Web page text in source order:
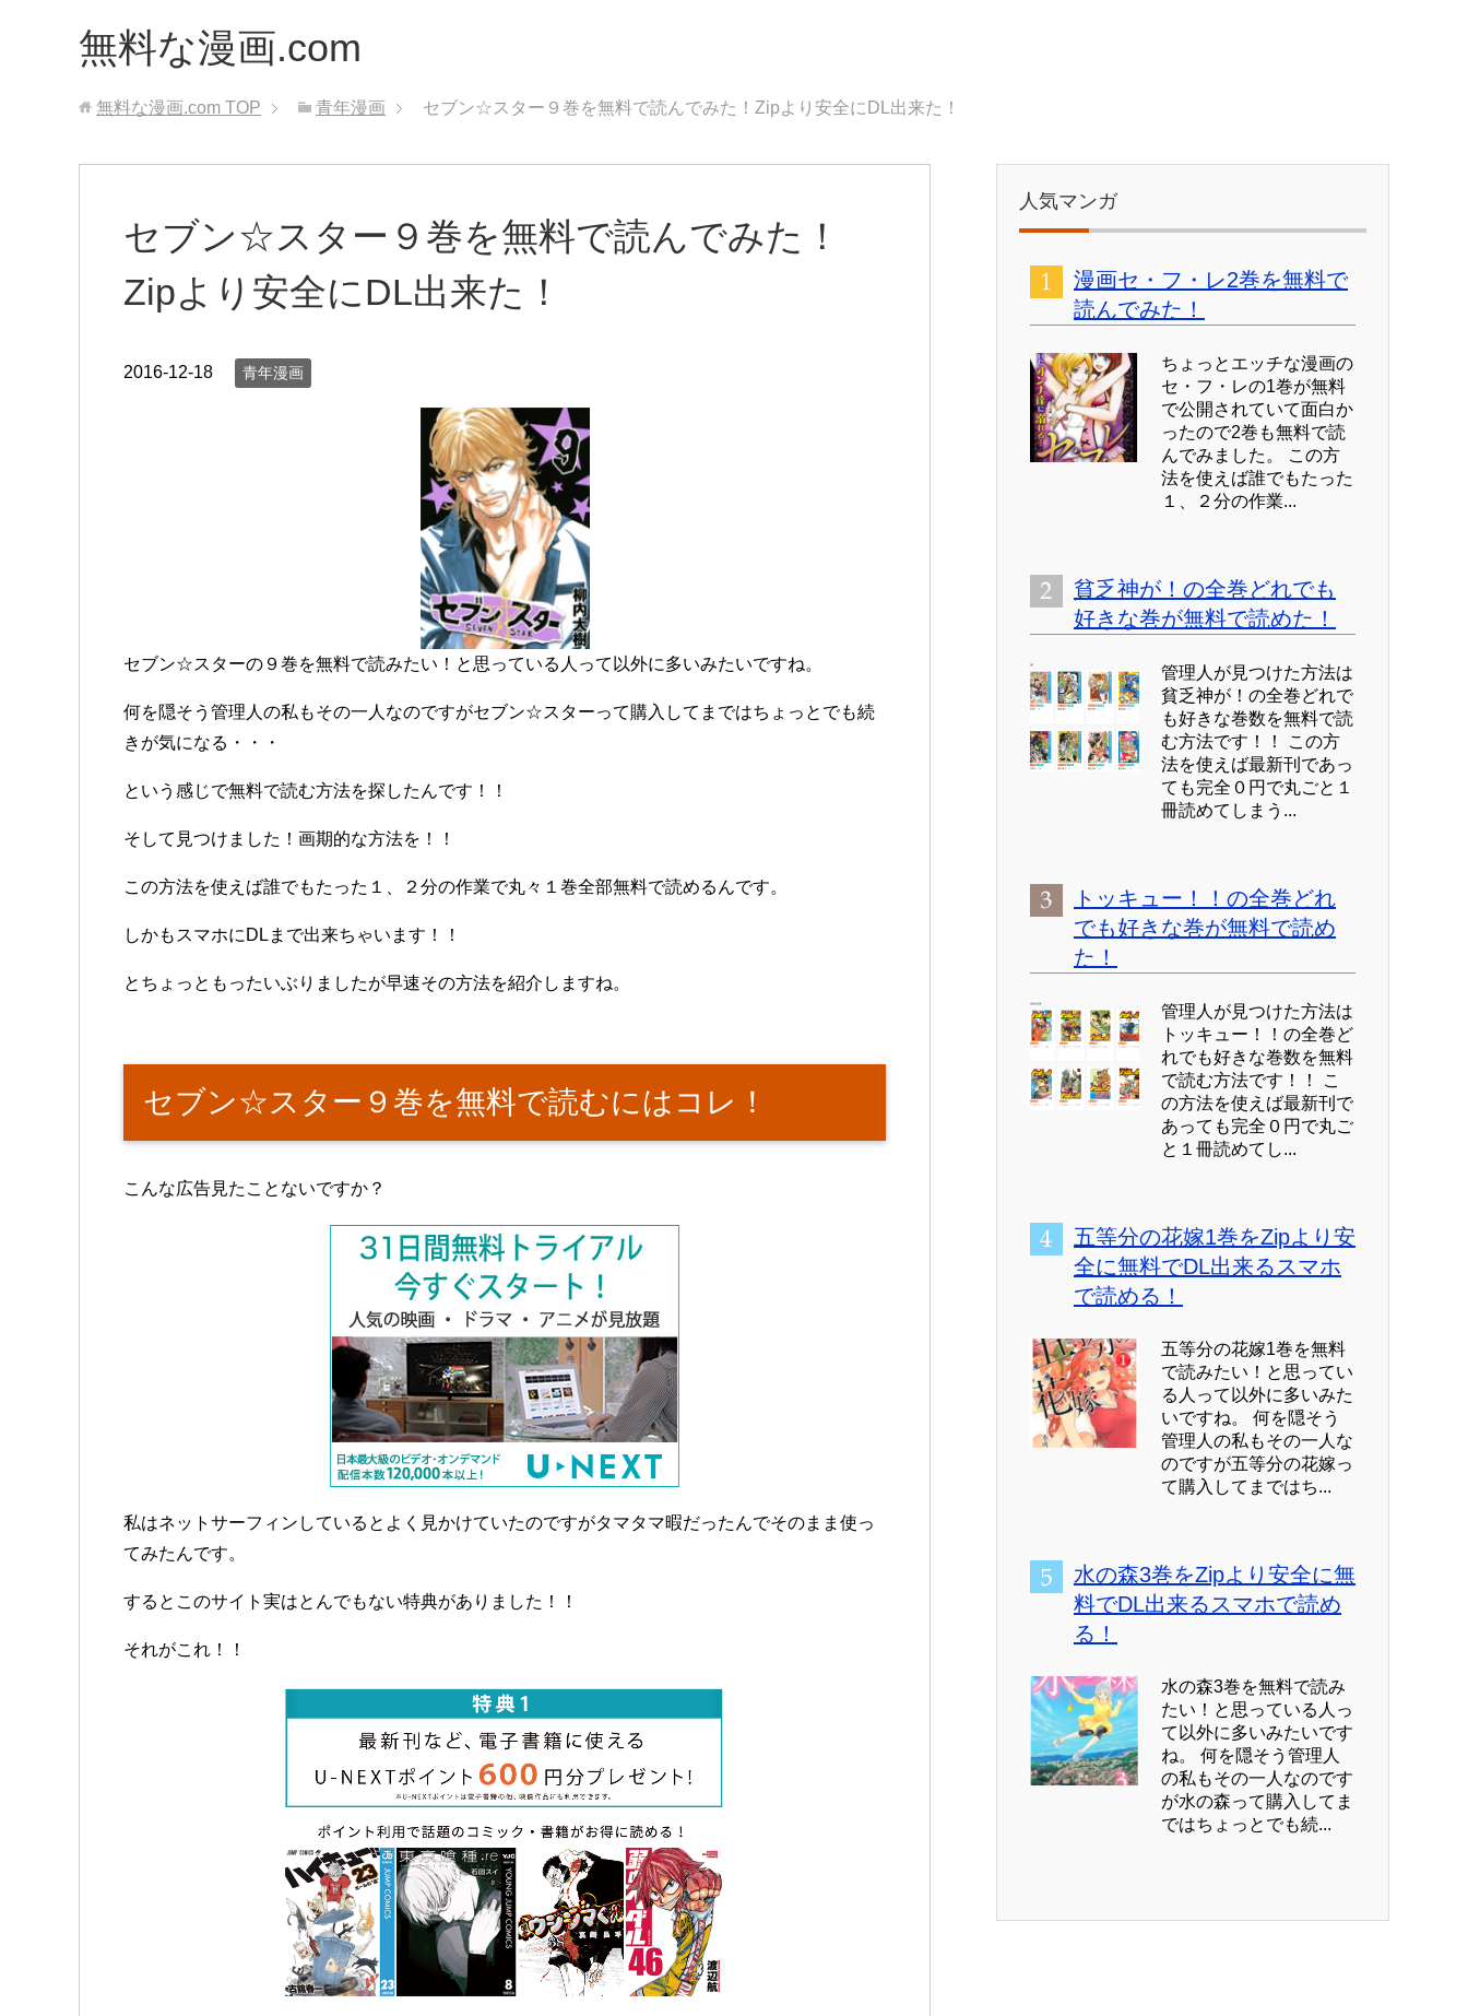
無料な漫画.com
無料な漫画.com TOP 青年漫画 セブン☆スター９巻を無料で読んでみた！Zipより安全にDL出来た！
セブン☆スター９巻を無料で読んでみた！
Zipより安全にDL出来た！
2016-12-18 青年漫画
セブン☆スターの９巻を無料で読みたい！と思っている人って以外に多いみたいですね。
何を隠そう管理人の私もその一人なのですがセブン☆スターって購入してまではちょっとでも続
きが気になる・・・
という感じで無料で読む方法を探したんです！！
そして見つけました！画期的な方法を！！
この方法を使えば誰でもたった１、２分の作業で丸々１巻全部無料で読めるんです。
しかもスマホにDLまで出来ちゃいます！！
とちょっともったいぶりましたが早速その方法を紹介しますね。
セブン☆スター９巻を無料で読むにはコレ！
こんな広告見たことないですか？
私はネットサーフィンしているとよく見かけていたのですがタマタマ暇だったんでそのまま使っ
てみたんです。
するとこのサイト実はとんでもない特典がありました！！
それがこれ！！
人気マンガ
漫画セ・フ・レ2巻を無料で
読んでみた！
ちょっとエッチな漫画の
セ・フ・レの1巻が無料
で公開されていて面白か
ったので2巻も無料で読
んでみました。 この方
法を使えば誰でもたった
１、２分の作業...
貧乏神が！の全巻どれでも
好きな巻が無料で読めた！
管理人が見つけた方法は
貧乏神が！の全巻どれで
も好きな巻数を無料で読
む方法です！！ この方
法を使えば最新刊であっ
ても完全０円で丸ごと１
冊読めてしまう...
トッキュー！！の全巻どれ
でも好きな巻が無料で読め
た！
管理人が見つけた方法は
トッキュー！！の全巻ど
れでも好きな巻数を無料
で読む方法です！！ こ
の方法を使えば最新刊で
あっても完全０円で丸ご
と１冊読めてし...
五等分の花嫁1巻をZipより安
全に無料でDL出来るスマホ
で読める！
五等分の花嫁1巻を無料
で読みたい！と思ってい
る人って以外に多いみた
いですね。 何を隠そう
管理人の私もその一人な
のですが五等分の花嫁っ
て購入してまではち...
水の森3巻をZipより安全に無
料でDL出来るスマホで読め
る！
水の森3巻を無料で読み
たい！と思っている人っ
て以外に多いみたいです
ね。 何を隠そう管理人
の私もその一人なのです
が水の森って購入してま
ではちょっとでも続...